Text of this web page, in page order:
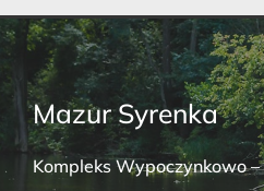
Mazur Syrenka
Kompleks Wypoczynkowo